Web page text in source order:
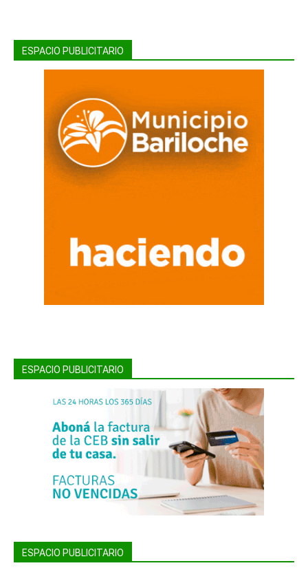
ESPACIO PUBLICITARIO
ESPACIO PUBLICITARIO
ESPACIO PUBLICITARIO